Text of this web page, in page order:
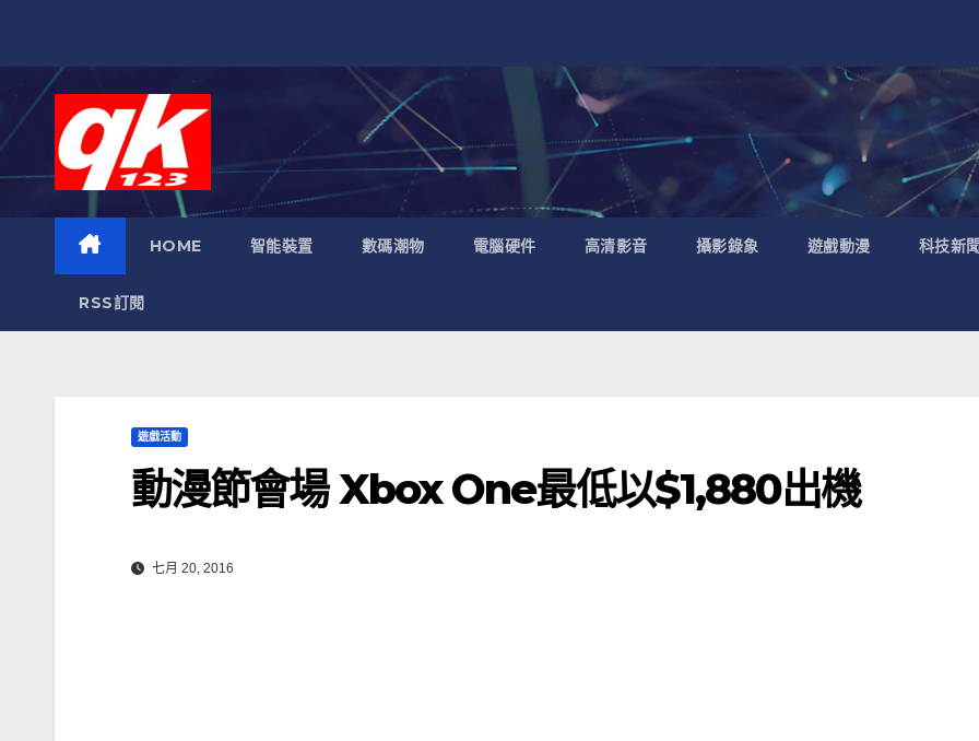
HOME 智能裝置 數碼潮物 電腦硬件 高清影音 攝影錄象 遊戲動漫 科技新
RSS訂閱
遊戲活動
動漫節會場 Xbox One最低以$1,880出機
七月 20, 2016